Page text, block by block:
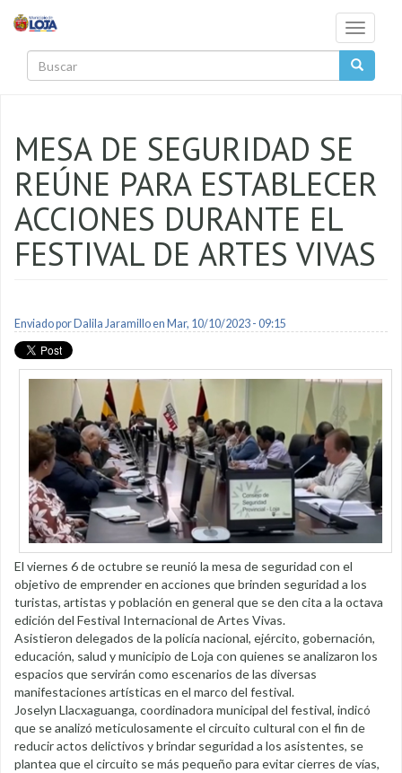
Toggle
MESA DE SEGURIDAD SE
REÚNE PARA ESTABLECER
ACCIONES DURANTE EL
FESTIVAL DE ARTES VIVAS
Enviado por Dalila Jaramilloen Mar, 10/10/2023 - 09:15
El viernes 6 de octubre se reunió la mesa de seguridad con el
objetivo de emprender en acciones que brinden seguridad a los
turistas, artistas y población en general que se den cita a la octava
edición del Festival Internacional de Artes Vivas.
Asistieron delegados de la policía nacional, ejército, gobernación,
educación, salud y municipio de Loja con quienes se analizaron los
espacios que servirán como escenarios de las diversas
manifestaciones artísticas en el marco del festival.
Joselyn Llacxaguanga, coordinadora municipal del festival, indicó
que se analizó meticulosamente el circuito cultural con el fin de
reducir actos delictivos y brindar seguridad a los asistentes, se
plantea que el circuito se más pequeño para evitar cierres de vías,